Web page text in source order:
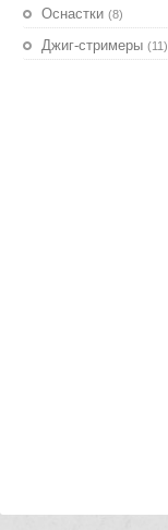
Оснастки (8)
Джиг-стримеры (11)